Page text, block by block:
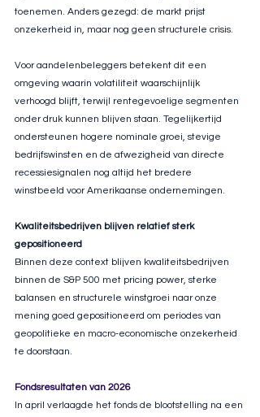
toenemen. Anders gezegd: de markt prijst
onzekerheid in, maar nog geen structurele crisis.
Voor aandelenbeleggers betekent dit een
omgeving waarin volatiliteit waarschijnlijk
verhoogd blijft, terwijl rentegevoelige segmenten
onder druk kunnen blijven staan. Tegelijkertijd
ondersteunen hogere nominale groei, stevige
bedrijfswinsten en de afwezigheid van directe
recessiesignalen nog altijd het bredere
winstbeeld voor Amerikaanse ondernemingen.
Kwaliteitsbedrijven blijven relatief sterk
gepositioneerd
Binnen deze context blijven kwaliteitsbedrijven
binnen de S&P 500 met pricing power, sterke
balansen en structurele winstgroei naar onze
mening goed gepositioneerd om periodes van
geopolitieke en macro-economische onzekerheid
te doorstaan.
Fondsresultaten van 2026
In april verlaagde het fonds de blootstelling na een